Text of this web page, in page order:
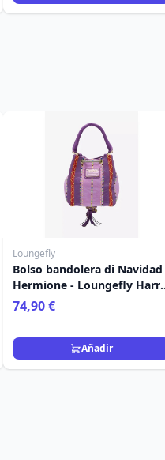
Loungefly
Bolso bandolera di Navidad
Hermione - Loungefly Harry
Potter
74,90 €
Añadir